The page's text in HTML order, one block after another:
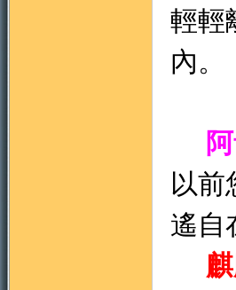
輕輕
內。
阿
以前
遙自
麒